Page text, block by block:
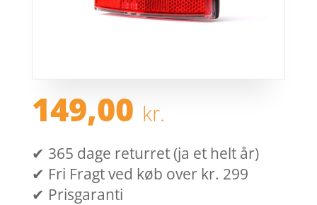
149,00 kr.
✔ 365 dage returret (ja et helt år)
✔ Fri Fragt ved køb over kr. 299
✔ Prisgaranti